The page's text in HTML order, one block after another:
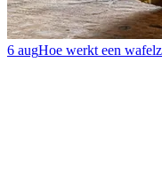
6 augHoe werkt een